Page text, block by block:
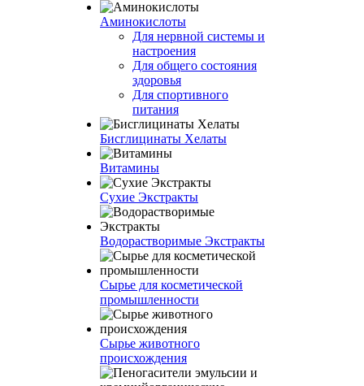
Аминокислоты
Для нервной системы и
настроения
Для общего состояния
здоровья
Для спортивного
питания
Бисглицинаты Хелаты
Витамины
Сухие Экстракты
Водорастворимые Экстракты
Сырье для косметической
промышленности
Сырье животного
происхождения